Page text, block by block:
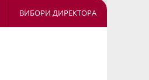
ВИБОРИ ДИРЕКТОРА